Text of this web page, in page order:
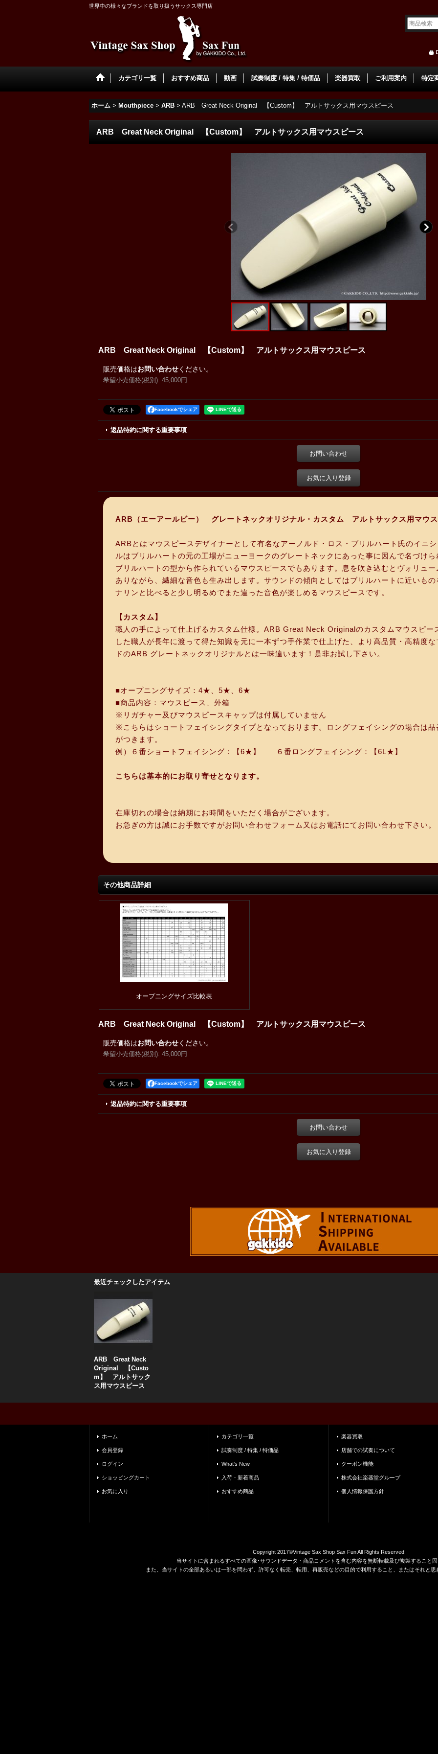
世界中の様々なブランドを取り扱うサックス専門店
カテゴリ一覧 おすすめ商品 動画 試奏制度 / 特集 / 特価品 楽器買取 ご利用案内 特定
ホーム > Mouthpiece > ARB > ARB Great Neck Original 【Custom】 アルトサックス用マウスピース
ARB Great Neck Original 【Custom】 アルトサックス用マウスピース
ARB Great Neck Original 【Custom】 アルトサックス用マウスピース
販売価格はお問い合わせください。
希望小売価格(税別): 45,000円
Facebookでシェア
返品特約に関する重要事項
お問い合わせ
お気に入り登録
ARB（エーアールビー） グレートネックオリジナル・カスタム アルトサックス用マウ
ARBとはマウスピースデザイナーとして有名なアーノルド・ロス・ブリルハート氏のイニ
ルはブリルハートの元の工場がニューヨークのグレートネックにあった事に因んで名づけ
ブリルハートの型から作られているマウスピースでもあります。息を吹き込むとヴォリュ
ありながら、繊細な音色も生み出します。サウンドの傾向としてはブリルハートに近いも
ナリンと比べると少し明るめでまた違った音色が楽しめるマウスピースです。
【カスタム】
職人の手によって仕上げるカスタム仕様。ARB Great Neck Originalのカスタムマウスピー
した職人が長年に渡って得た知識を元に一本ずつ手作業で仕上げた、より高品質・高精度
ドのARB グレートネックオリジナルとは一味違います！是非お試し下さい。
■オープニングサイズ：4★、5★、6★
■商品内容：マウスピース、外箱
※リガチャー及びマウスピースキャップは付属していません
※こちらはショートフェイシングタイプとなっております。ロングフェイシングの場合は
がつきます。
例）６番ショートフェイシング：【6★】 ６番ロングフェイシング：【6L★】
こちらは基本的にお取り寄せとなります。
在庫切れの場合は納期にお時間をいただく場合がございます。
お急ぎの方は誠にお手数ですがお問い合わせフォーム又はお電話にてお問い合わせ下さい。
その他商品詳細
オープニングサイズ比較表
ARB Great Neck Original 【Custom】 アルトサックス用マウスピース
販売価格はお問い合わせください。
希望小売価格(税別): 45,000円
Facebookでシェア
返品特約に関する重要事項
お問い合わせ
お気に入り登録
最近チェックしたアイテム
ARB Great Neck
Original 【Custo
m】 アルトサック
ス用マウスピース
ホーム
会員登録
ログイン
ショッピングカート
お気に入り
カテゴリ一覧
試奏制度 / 特集 / 特価品
What's New
入荷・新着商品
おすすめ商品
楽器買取
店舗での試奏について
クーポン機能
株式会社楽器堂グループ
個人情報保護方針
Copyright 2017©Vintage Sax Shop Sax Fun All Rights Reserved
当サイトに含まれるすべての画像･サウンドデータ・商品コメントを含む内容を無断転載及び複製すること
また、当サイトの全部あるいは一部を問わず、許可なく転売、転用、再販売などの目的で利用すること、またはそれと